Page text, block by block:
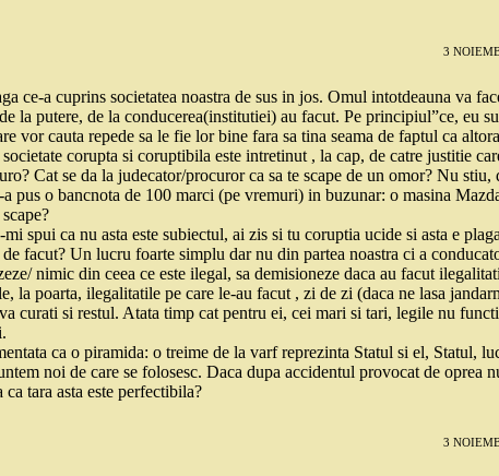
3
ce-a cuprins societatea noastra de sus in jos. Omul intotdeauna va
la putere, de la conducerea(institutiei) au facut. Pe principiul”ce, eu
vor cauta repede sa le fie lor bine fara sa tina seama de faptul ca
societate corupta si coruptibila este intretinut , la cap, de catre justitie
Cat se da la judecator/procuror ca sa te scape de un omor? Nu
a pus o bancnota de 100 marci (pe vremuri) in buzunar: o masina
spui ca nu asta este subiectul, ai zis si tu coruptia ucide si asta e
facut? Un lucru foarte simplu dar nu din partea noastra ci a
nimic din ceea ce este ilegal, sa demisioneze daca au facut
la poarta, ilegalitatile pe care le-au facut , zi de zi (daca ne lasa
curati si restul. Atata timp cat pentru ei, cei mari si tari, legile nu
ca o piramida: o treime de la varf reprezinta Statul si el, Statul,
noi de care se folosesc. Daca dupa accidentul provocat de oprea
ca tara asta este perfectibila?
3